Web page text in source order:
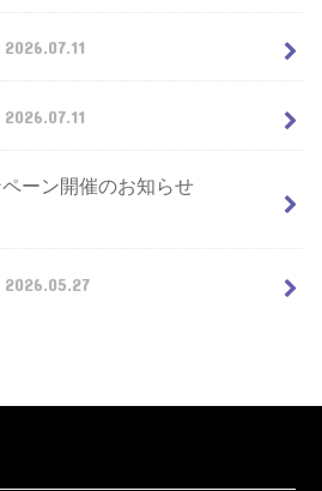
2026.07.11
2026.07.11
ーン開催のお知らせ
2026.05.27